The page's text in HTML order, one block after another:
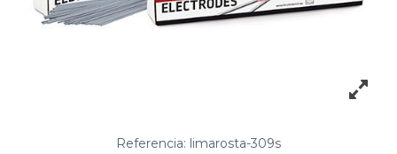
Referencia: limarosta-309s